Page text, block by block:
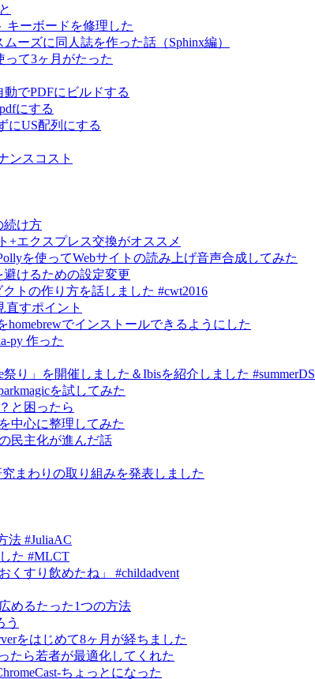
キーボードを修理した
ムーズに同人誌を作った話（Sphinx編）
って3ヶ月がたった
でPDFにビルドする
にする
にUS配列にする
ンスコスト
続け方
+エクスプレス交換がオススメ
を使ってWebサイトの読み上げ音声合成してみた
けるための設定変更
トの作り方を話しました #cwt2016
直すポイント
でインストールできるようにした
py 作った
祭り」を開催しました＆Ibisを紹介しました #summerDS
を試してみた
と困ったら
中心に整理してみた
民主化が進んだ話
究まわりの取り組みを発表しました
法 #JuliaAC
した #MLCT
くすり飲めたね」 #childadvent
めるたった1つの方法
う
をはじめて8ヶ月が経ちました
たら若者が最適化してくれた
ちょっとになった